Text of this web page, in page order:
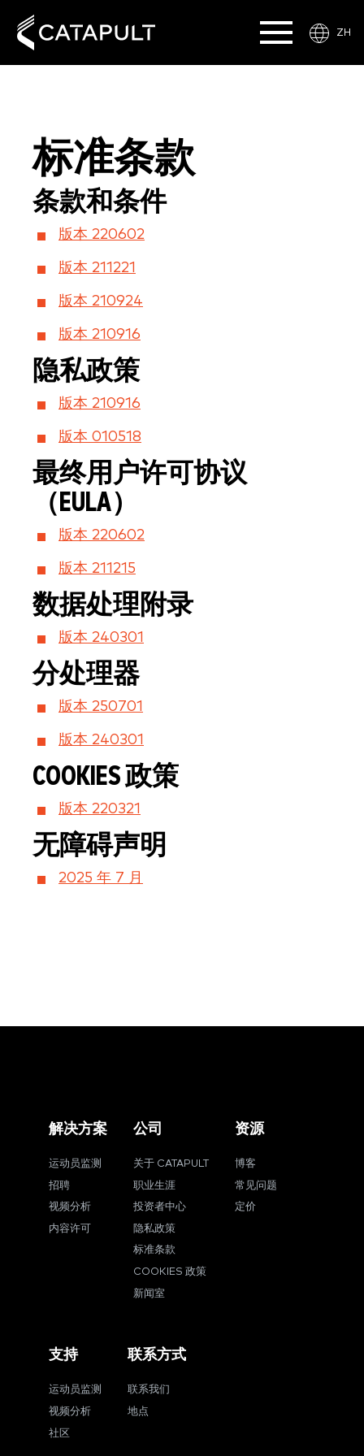
ZH
标准条款
条款和条件
版本 220602
版本 211221
版本 210924
版本 210916
隐私政策
版本 210916
版本 010518
最终用户许可协议
（EULA）
版本 220602
版本 211215
数据处理附录
版本 240301
分处理器
版本 250701
版本 240301
COOKIES 政策
版本 220321
无障碍声明
2025 年 7 月
解决方案
运动员监测
招聘
视频分析
内容许可
公司
关于 CATAPULT
职业生涯
投资者中心
隐私政策
标准条款
COOKIES 政策
新闻室
资源
博客
常见问题
定价
支持
运动员监测
视频分析
社区
联系方式
联系我们
地点